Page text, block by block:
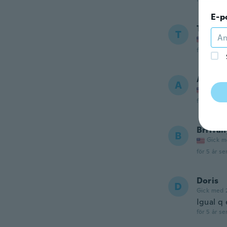
T Tracy
Gick
för 5 år
A Angel
Gick
för 5 år
B Gick
för 5 år
D Doris
Gick med
Igual q
för 5 år
E-